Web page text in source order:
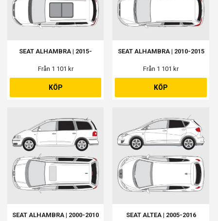
SEAT ALHAMBRA | 2015-
Från 1 101 kr
KÖP
SEAT ALHAMBRA | 2010-2015
Från 1 101 kr
KÖP
SEAT ALHAMBRA | 2000-2010 SEAT ALTEA | 2005-2016